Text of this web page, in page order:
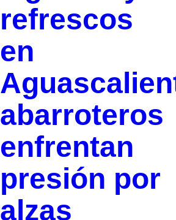
refrescos
en
abarroteros
enfrentan
presión por
alzas